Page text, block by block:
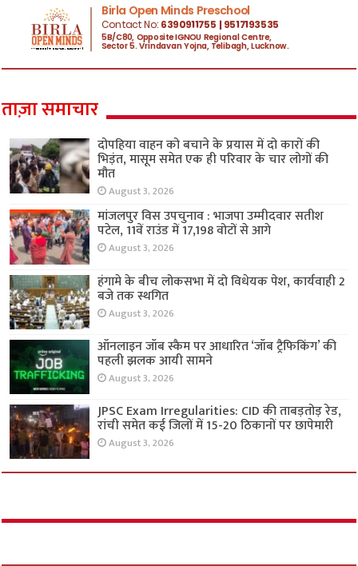
ताज़ा समाचार
दोपहिया वाहन को बचाने के प्रयास में दो कारों की
भिड़ंत, मासूम समेत एक ही परिवार के चार लोगों की
मौत
August 3, 2026
मांजलपुर विस उपचुनाव : भाजपा उम्मीदवार सतीश
पटेल, 11वें राउंड में 17,198 वोटों से आगे
August 3, 2026
हंगामे के बीच लोकसभा में दो विधेयक पेश, कार्यवाही 2
बजे तक स्थगित
August 3, 2026
ऑनलाइन जॉब स्कैम पर आधारित ‘जॉब ट्रैफिकिंग’ की
पहली झलक आयी सामने
August 3, 2026
JPSC Exam Irregularities: CID की ताबड़तोड़ रेड,
रांची समेत कई जिलों में 15-20 ठिकानों पर छापेमारी
August 3, 2026